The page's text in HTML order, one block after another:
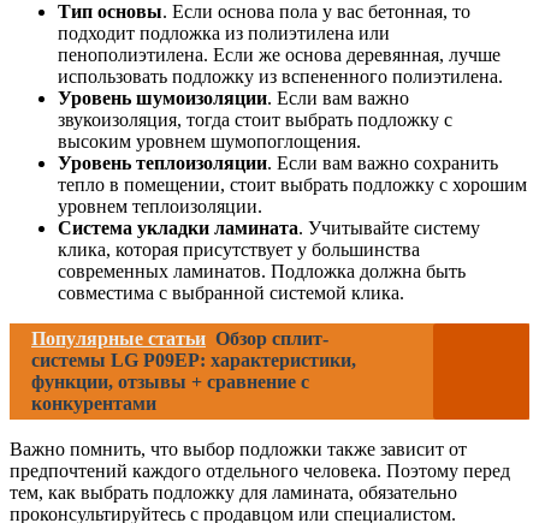
Тип основы. Если основа пола у вас бетонная, то
подходит подложка из полиэтилена или
пенополиэтилена. Если же основа деревянная, лучше
использовать подложку из вспененного полиэтилена.
Уровень шумоизоляции. Если вам важно
звукоизоляция, тогда стоит выбрать подложку с
высоким уровнем шумопоглощения.
Уровень теплоизоляции. Если вам важно сохранить
тепло в помещении, стоит выбрать подложку с хорошим
уровнем теплоизоляции.
Система укладки ламината. Учитывайте систему
клика, которая присутствует у большинства
современных ламинатов. Подложка должна быть
совместима с выбранной системой клика.
Популярные статьи Обзор сплит-
системы LG P09EP: характеристики,
функции, отзывы + сравнение с
конкурентами
Важно помнить, что выбор подложки также зависит от
предпочтений каждого отдельного человека. Поэтому перед
тем, как выбрать подложку для ламината, обязательно
проконсультируйтесь с продавцом или специалистом.